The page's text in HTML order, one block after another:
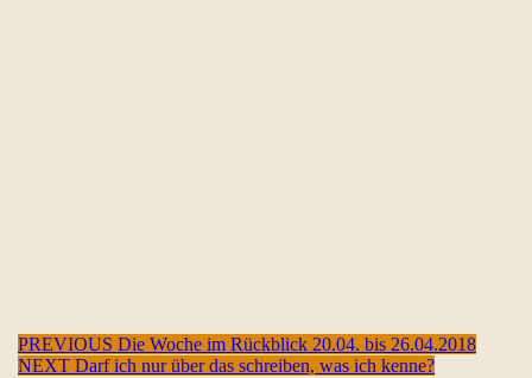
Beitragsnavigation
PREVIOUS Previous
post:
Die Woche im Rückblick 20.04. bis 26.04.2018
NEXT Next
Darf ich nur über das schreiben, was ich kenne?